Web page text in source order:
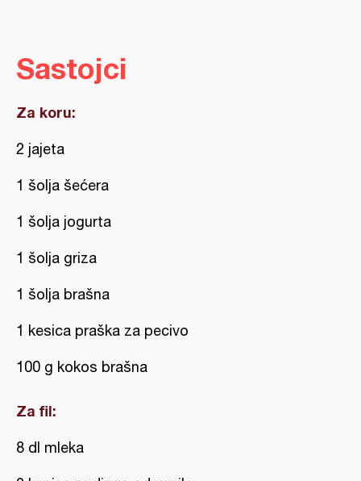
Sastojci
Za koru:
2 jajeta
1 šolja šećera
1 šolja jogurta
1 šolja griza
1 šolja brašna
1 kesica praška za pecivo
100 g kokos brašna
Za fil:
8 dl mleka